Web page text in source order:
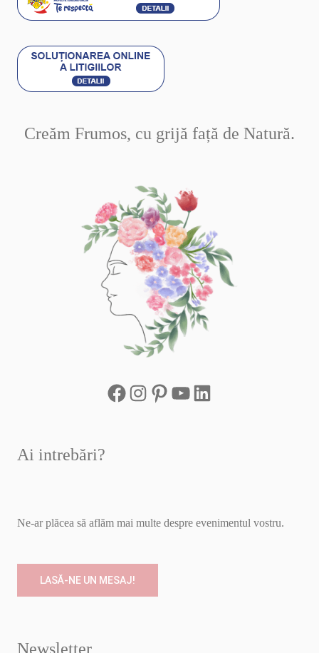
Creăm Frumos, cu grijă față de Natură.
Ai intrebări?
Ne-ar plăcea să aflăm mai multe despre evenimentul vostru.
LASĂ-NE UN MESAJ!
Newsletter